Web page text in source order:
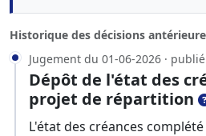
Historique des décisions
Jugement du 01-06-2026 ·
Dépôt de l'état des
projet de répartition
L'état des créances